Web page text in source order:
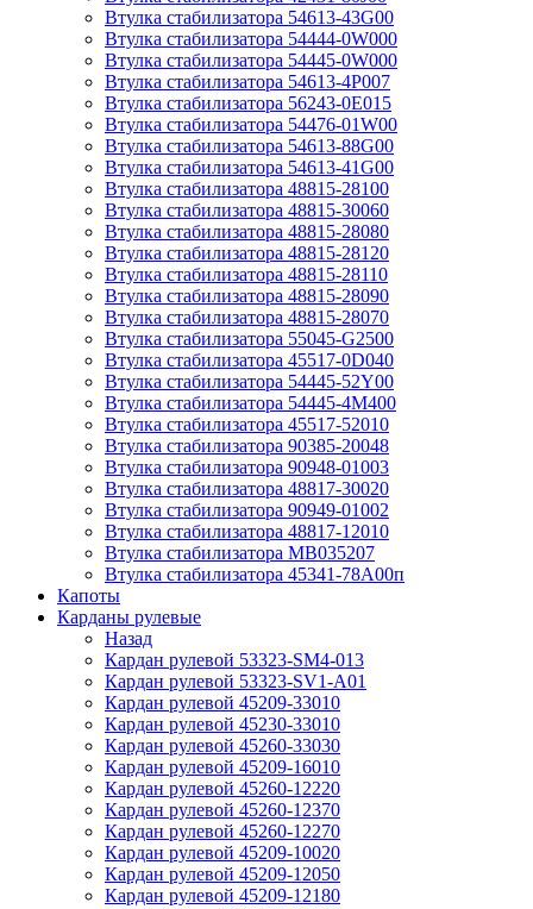
Втулка стабилизатора 54613-43G00
Втулка стабилизатора 54444-0W000
Втулка стабилизатора 54445-0W000
Втулка стабилизатора 54613-4P007
Втулка стабилизатора 56243-0E015
Втулка стабилизатора 54476-01W00
Втулка стабилизатора 54613-88G00
Втулка стабилизатора 54613-41G00
Втулка стабилизатора 48815-28100
Втулка стабилизатора 48815-30060
Втулка стабилизатора 48815-28080
Втулка стабилизатора 48815-28120
Втулка стабилизатора 48815-28110
Втулка стабилизатора 48815-28090
Втулка стабилизатора 48815-28070
Втулка стабилизатора 55045-G2500
Втулка стабилизатора 45517-0D040
Втулка стабилизатора 54445-52Y00
Втулка стабилизатора 54445-4M400
Втулка стабилизатора 45517-52010
Втулка стабилизатора 90385-20048
Втулка стабилизатора 90948-01003
Втулка стабилизатора 48817-30020
Втулка стабилизатора 90949-01002
Втулка стабилизатора 48817-12010
Втулка стабилизатора MB035207
Втулка стабилизатора 45341-78A00п
Капоты
Карданы рулевые
Назад
Кардан рулевой 53323-SM4-013
Кардан рулевой 53323-SV1-A01
Кардан рулевой 45209-33010
Кардан рулевой 45230-33010
Кардан рулевой 45260-33030
Кардан рулевой 45209-16010
Кардан рулевой 45260-12220
Кардан рулевой 45260-12370
Кардан рулевой 45260-12270
Кардан рулевой 45209-10020
Кардан рулевой 45209-12050
Кардан рулевой 45209-12180